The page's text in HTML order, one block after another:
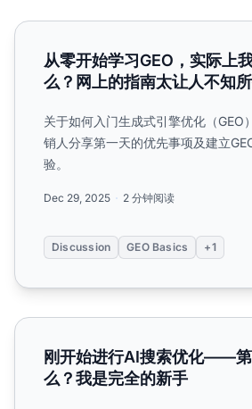
从零开始学习GEO，实际上我第一
从零开始学习GEO，实际上
么？网上的指南太让人不知
关于如何入门生成式引擎优化（GEO
销人分享第一天的优先事项及建立
验。
Dec 29, 2025 2 分钟阅读
Discussion GEO Basics +1
刚开始进行AI搜索优化——第一步该做
刚开始进行AI搜索优化——
么？我是完全的新手